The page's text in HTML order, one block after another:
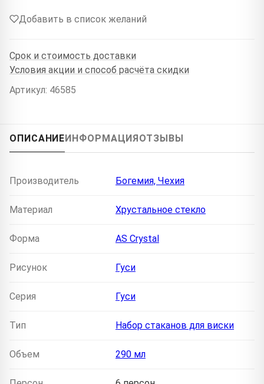
Добавить в список желаний
Срок и стоимость доставки
Условия акции и способ расчёта скидки
Артикул: 46585
ОПИСАНИЕИНФОРМАЦИЯОТЗЫВЫ
Производитель Богемия, Чехия
Материал Хрустальное стекло
Форма AS Crystal
Рисунок Гуси
Серия Гуси
Тип Набор стаканов для виски
Объем 290 мл